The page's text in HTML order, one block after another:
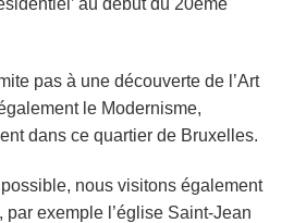
au début du 20ème
pas à une découverte de l’Art
le Modernisme,
dans ce quartier de Bruxelles.
nous visitons également
exemple l’église Saint-Jean